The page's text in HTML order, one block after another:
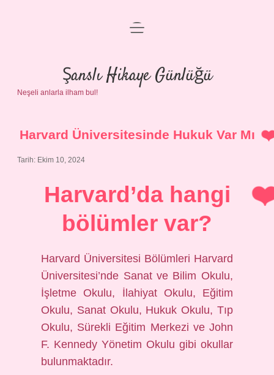
Anasayfa
Gizlilik Politikası
menüyü
Şanslı Hikaye Günlüğü
Neşeli anlarla ilham bul!
Harvard Üniversitesinde Hukuk Var Mı
Tarih: Ekim 10, 2024
Harvard’da hangi
bölümler var?
Harvard Üniversitesi Bölümleri Harvard
Üniversitesi’nde Sanat ve Bilim Okulu,
İşletme Okulu, İlahiyat Okulu, Eğitim
Okulu, Sanat Okulu, Hukuk Okulu, Tıp
Okulu, Sürekli Eğitim Merkezi ve John
F. Kennedy Yönetim Okulu gibi okullar
bulunmaktadır.